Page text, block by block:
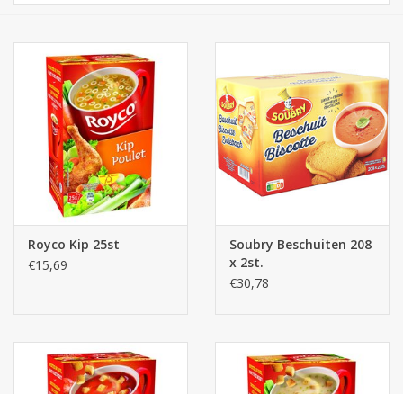
Aperitiefkoekjes
Botanicals
Snoeppot-Snoep
Kassarollen
Cleaning-producten
Koffiemachines
Royco Kip 25st
€15,69
Soubry Beschuiten 208
x 2st.
€30,78